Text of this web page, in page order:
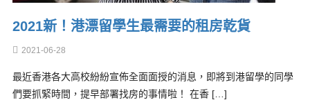
2021新！港漂留學生最需要的租房乾貨
2021-06-28
最近香港各大高校紛紛宣佈全面面授的消息，即將到港留學的同學
們要抓緊時間，提早部署找房的事情啦！ 在香 […]